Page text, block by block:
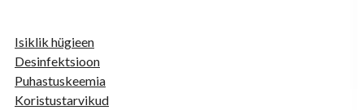
Isiklik hügieen
Desinfektsioon
Puhastuskeemia
Koristustarvikud